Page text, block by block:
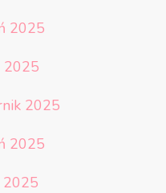
2025
2025
2025
2025
2025